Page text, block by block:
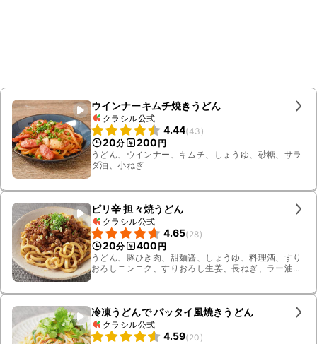
ウインナーキムチ焼きうどん
クラシル公式
4.44(43 )
20分 200 円
うどん、ウインナー、キムチ、しょうゆ、砂糖、サラ
ダ油、小ねぎ
ピリ辛 担々焼うどん
クラシル公式
4.65(28)
20分 400 円
うどん、豚ひき肉、甜麺醤、しょうゆ、料理酒、すり
おろしニンニク、すりおろし生姜、長ねぎ、ラー油、
冷凍うどんで パッタイ風焼きうどん
クラシル公式
4.59(20 )